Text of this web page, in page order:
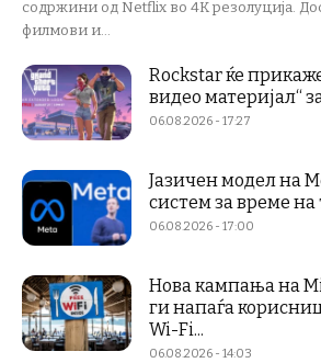
содржини од Netflix во 4K резолуција.
филмови и...
Rockstar ќе
видео материјал“
06.08.2026 - 17:27
Јазичен модел на
систем за време
06.08.2026 - 17:00
Нова кампања на
ги напаѓа
Wi-Fi...
06.08.2026 - 14:03